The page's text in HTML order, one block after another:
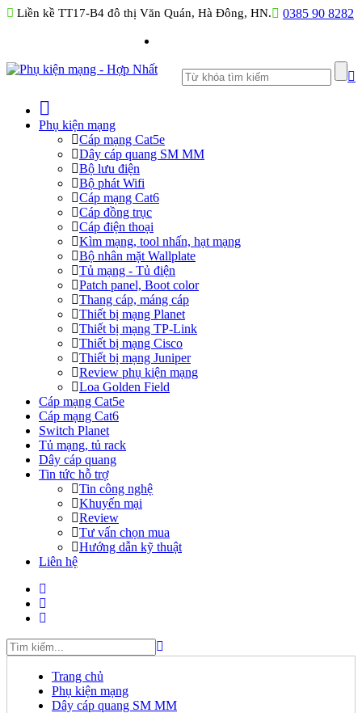
Liền kề TT17-B4 đô thị Văn Quán, Hà Đông, HN. 0385 90 8282
Phụ kiện mạng
Cáp mạng Cat5e
Dây cáp quang SM MM
Bộ lưu điện
Bộ phát Wifi
Cáp mạng Cat6
Cáp đồng trục
Cáp điện thoại
Kìm mạng, tool nhấn, hạt mạng
Bộ nhân mặt Wallplate
Tủ mạng - Tủ điện
Patch panel, Boot color
Thang cáp, máng cáp
Thiết bị mạng Planet
Thiết bị mạng TP-Link
Thiết bị mạng Cisco
Thiết bị mạng Juniper
Review phụ kiện mạng
Loa Golden Field
Cáp mạng Cat5e
Cáp mạng Cat6
Switch Planet
Tủ mạng, tủ rack
Dây cáp quang
Tin tức hỗ trợ
Tin công nghệ
Khuyến mại
Review
Tư vấn chọn mua
Hướng dẫn kỹ thuật
Liên hệ
Trang chủ
Phụ kiện mạng
Dây cáp quang SM MM